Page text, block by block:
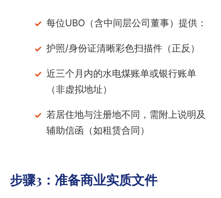
每位UBO（含中间层公司董事）提供：
护照/身份证清晰彩色扫描件（正反）
近三个月内的水电煤账单或银行账单
（非虚拟地址）
若居住地与注册地不同，需附上说明及
辅助信函（如租赁合同）
步骤3：准备商业实质文件